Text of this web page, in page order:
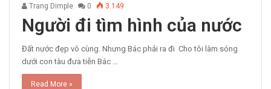
Trang Dimple 0 3.149
Người đi tìm hình của nước
Đất nước đẹp vô cùng. Nhưng Bác phải ra đi Cho tôi làm sóng
dưới con tàu đưa tiễn Bác …
Read More »